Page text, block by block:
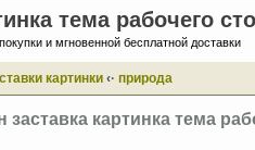
тема рабочего
и мгновенной бесплатной доставки
картинки ‹· природа
картинка тема